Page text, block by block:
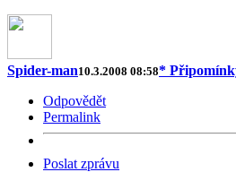
Spider-man10.3.2008 08:58*
Odpovědět
Permalink
Poslat zprávu